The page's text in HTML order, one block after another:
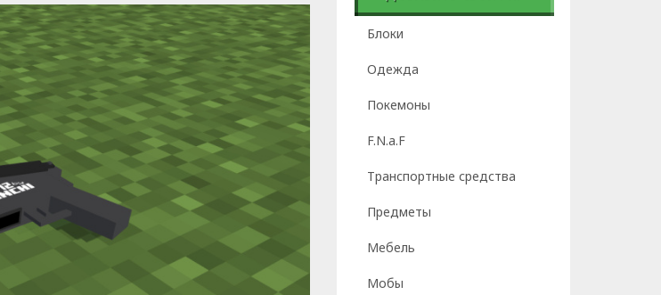
Блоки
Одежда
Покемоны
F.N.a.F
Транспортные средства
Предметы
Мебель
Мобы